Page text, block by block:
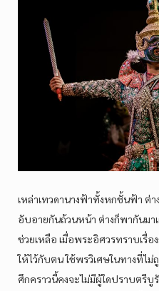
เหล่าเทวดานางฟ้าทั้งหกชั้นฟ้า ต่า
อับอายกันถ้วนหน้า ต่างก็พากันมา
ช่วยเหลือ เมื่อพระอิศวรทราบเรื่
ให้ไว้กับตน ใช้พรวิเศษในทางที่ไ
ศึกคราวนี้คงจะไม่มีผู้ใดปราบตรี